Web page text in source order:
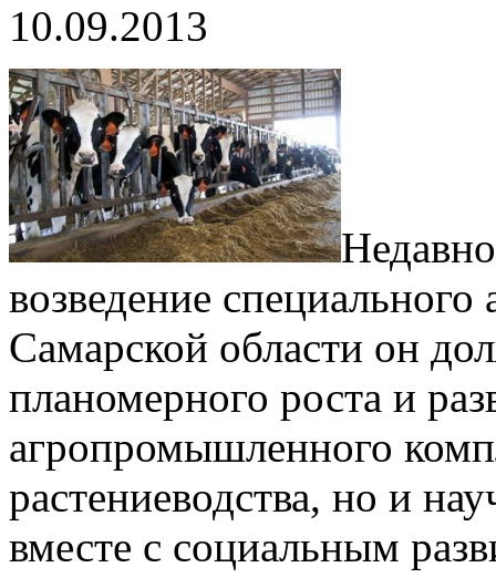
10.09.2013
возведение
Самарской области он
планомерного роста и
агропромышленного
растениеводства, но и
вместе с социальным